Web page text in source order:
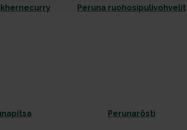
Peruna ruohosipulivohvelit
Perunarösti